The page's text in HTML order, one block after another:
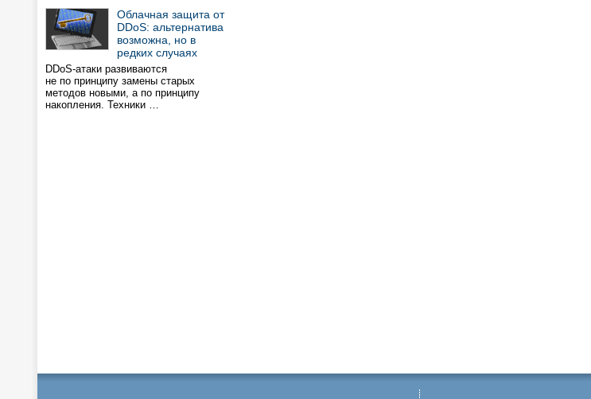
Облачная защита от
DDoS: альтернатива
возможна, но в
редких случаях
DDoS-атаки развиваются
не по принципу замены старых
методов новыми, а по принципу
накопления. Техники …